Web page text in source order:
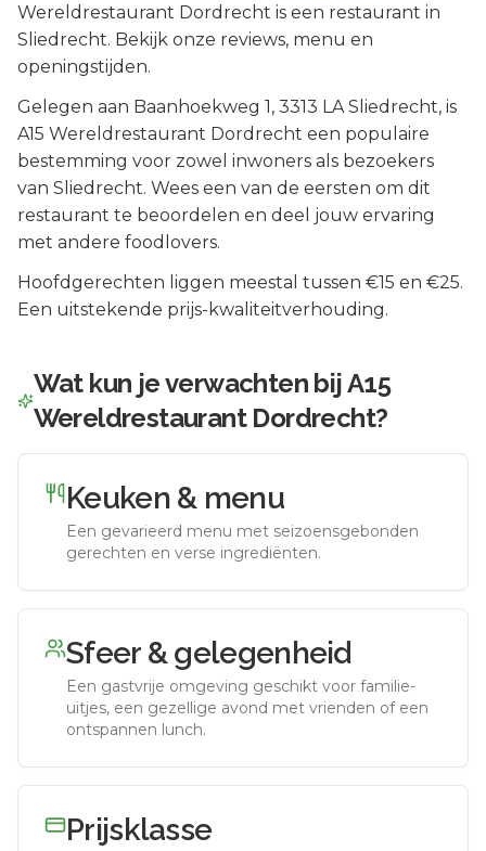
Wereldrestaurant Dordrecht is een restaurant in
Sliedrecht. Bekijk onze reviews, menu en
openingstijden.
Gelegen aan Baanhoekweg 1, 3313 LA Sliedrecht, is
A15 Wereldrestaurant Dordrecht een populaire
bestemming voor zowel inwoners als bezoekers
van Sliedrecht. Wees een van de eersten om dit
restaurant te beoordelen en deel jouw ervaring
met andere foodlovers.
Hoofdgerechten liggen meestal tussen €15 en €25.
Een uitstekende prijs-kwaliteitverhouding.
Wat kun je verwachten bijA15
Wereldrestaurant Dordrecht?
Keuken & menu
Een gevarieerd menu met seizoensgebonden
gerechten en verse ingrediënten.
Sfeer & gelegenheid
Een gastvrije omgeving geschikt voor familie-
uitjes, een gezellige avond met vrienden of een
ontspannen lunch.
Prijsklasse